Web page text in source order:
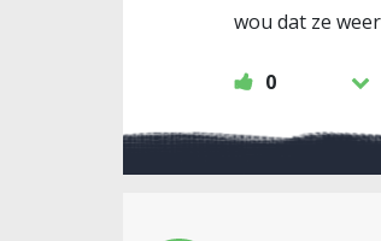
wou dat ze
0